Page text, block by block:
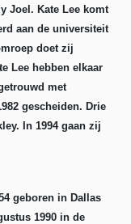
Joel. Kate Lee komt
aan de universiteit
doet zij
Lee hebben elkaar
met
gescheiden. Drie
In 1994 gaan zij
geboren in Dallas
1990 in de